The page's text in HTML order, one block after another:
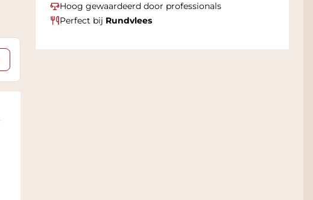
Hoog gewaardeerd door professionals
Perfect bij Rundvlees